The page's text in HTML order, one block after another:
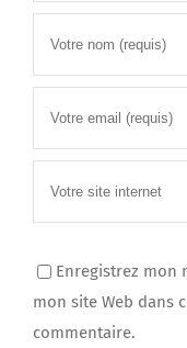
mon site Web dans
commentaire.